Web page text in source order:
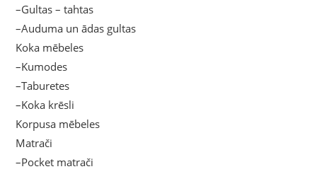
–Gultas – tahtas
–Auduma un ādas gultas
Koka mēbeles
–Kumodes
–Taburetes
–Koka krēsli
Korpusa mēbeles
Matrači
–Pocket matrači